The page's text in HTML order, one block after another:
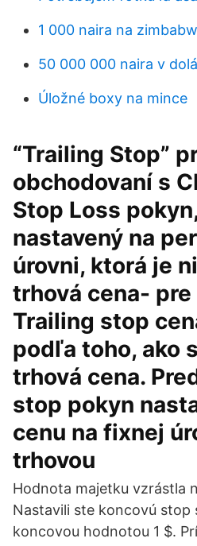
1 000 naira na
50 000 000 naira v
Úložné boxy na mince
“Trailing Stop”
obchodovaní s
Stop Loss
nastavený na
úrovni, ktorá je
trhová cena-
Trailing stop
podľa toho, ako
trhová cena.
stop pokyn
cenu na fixnej
trhovou
Hodnota majetku vzrástla
Nastavili ste koncovú stop
koncovou hodnotou 1 $.